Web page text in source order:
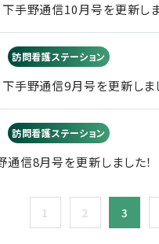
下手野通信10月号を更新しま
訪問看護ステーション
下手野通信9月号を更新しま
訪問看護ステーション
通信8月号を更新しました！
1 2 3